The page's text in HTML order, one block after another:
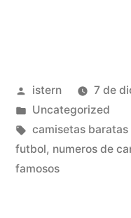
Publicado
por
istern
7 de
Publicado
en
Uncategorized
Etiquetas:
camisetas
futbol, numeros de
famosos